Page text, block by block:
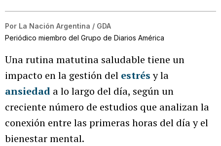
Por La Nación Argentina / GDA
Periódico miembro del Grupo de Diarios América
Una rutina matutina saludable tiene un
impacto en la gestión del estrésy la
ansiedad a lo largo del día, según un
creciente número de estudios que analizan la
conexión entre las primeras horas del día y el
bienestar mental.